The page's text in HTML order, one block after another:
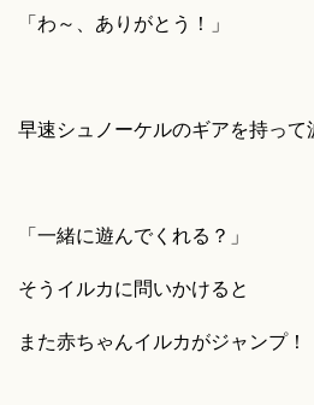
「わ～、ありがとう！」
早速シュノーケルのギアを持って
「一緒に遊んでくれる？」
そうイルカに問いかけると
また赤ちゃんイルカがジャンプ！